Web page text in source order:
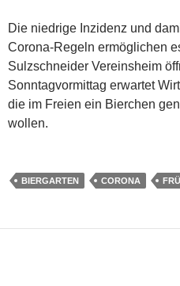
Die niedrige Inzidenz und
Corona-Regeln ermöglichen
Sulzschneider Vereinsheim
Sonntagvormittag erwartet
die im Freien ein Bierchen
wollen.
BIERGARTEN CORONA